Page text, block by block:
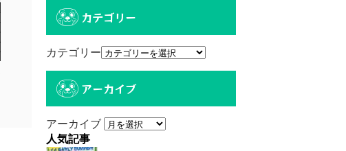
カテゴリー
カテゴリー
アーカイブ
アーカイブ
人気記事